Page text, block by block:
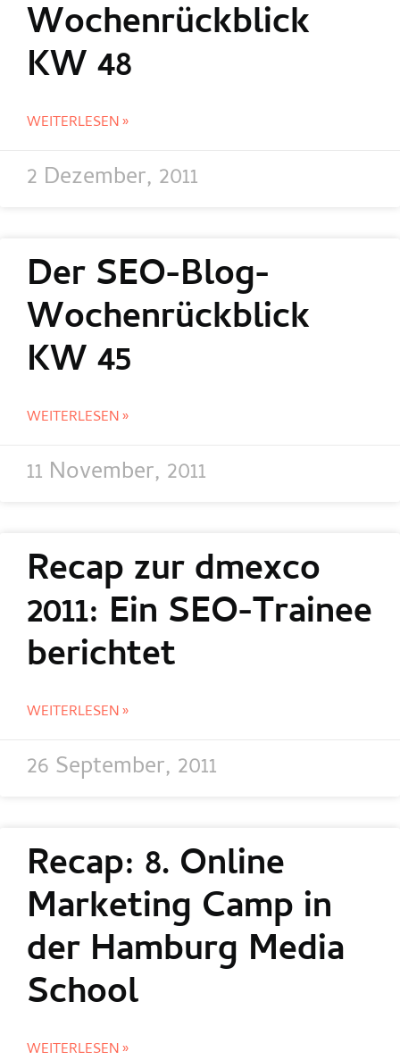
Wochenrückblick
KW 48
WEITERLESEN »
2 Dezember, 2011
Der SEO-Blog-
Wochenrückblick
KW 45
WEITERLESEN »
11 November, 2011
Recap zur dmexco
2011: Ein SEO-Trainee
berichtet
WEITERLESEN »
26 September, 2011
Recap: 8. Online
Marketing Camp in
der Hamburg Media
School
WEITERLESEN »